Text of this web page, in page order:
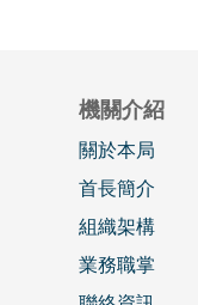
機關介紹
關於本局
首長簡介
組織架構
業務職掌